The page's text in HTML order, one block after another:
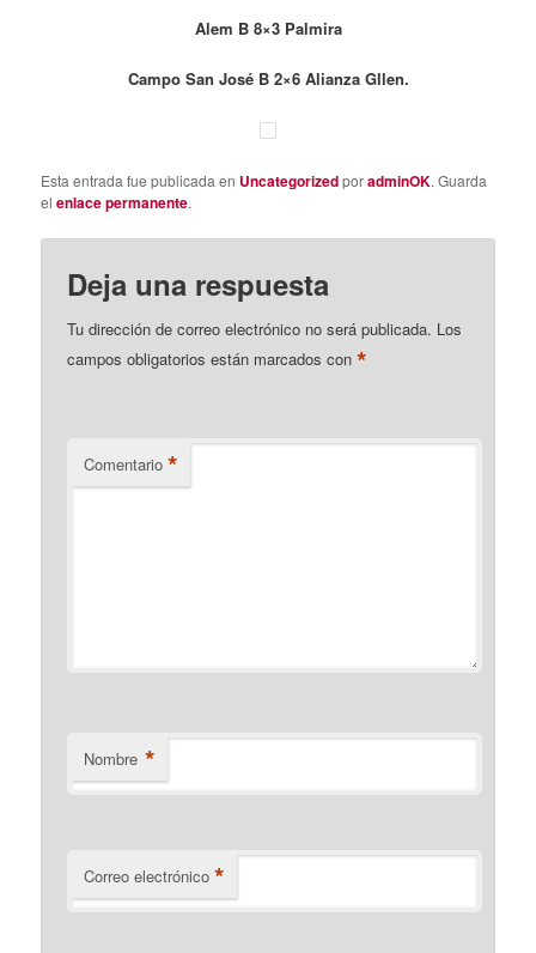
Alem B 8×3 Palmira
Campo San José B 2×6 Alianza Gllen.
Esta entrada fue publicada en UncategorizedporadminOK. Guarda
elenlace permanente.
Deja una respuesta
Tu dirección de correo electrónico no será publicada. Los
campos obligatorios están marcados con*
Comentario *
Nombre *
Correo electrónico *